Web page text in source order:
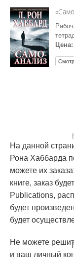
Цена:
На данной
Рона Хаббарда
можете их
книге, заказ
Publications,
будет
будет
Не можете
и ваш личный